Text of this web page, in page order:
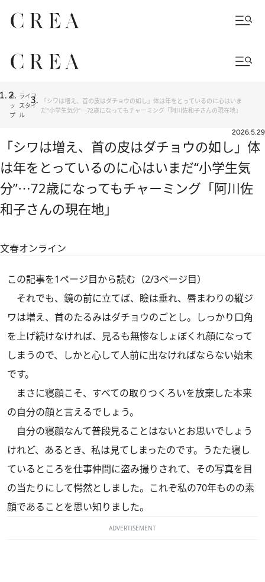
ト
ッ
プ
ライフ
スタイ
ル
「シワは増え、首の皮はダチョウの如し」体は年をとっているのに心はいま
だ“小学生気分”⋯72歳になってもチャーミング「阿川佐和子さんの現在地」
2026.5.29
「シワは増え、首の皮はダチョウの如し」体
は年をとっているのに心はいまだ“小学生気
分”⋯72歳になってもチャーミング「阿川佐
和子さんの現在地」
文春オンライン
この記事を1ページ目から読む（2/3ページ目）
それでも、鏡の前に立てば、瞼は垂れ、唇まわりの縦ジ
ワは増え、首のたるみはダチョウのごとし。しっかり口角
を上げ続けなければ、見るも無惨なしょぼくれ顔になって
しまうので、しかと心して人前に出なければならない始末
です。
まさに寝顔こそ、すべての取りつくろいを放棄した本来
の自分の顔と言えるでしょう。
自分の寝顔なんて普段見ることはないとお思いでしょう
けれど、あるとき、私は見てしまったのです。うたた寝し
ているところを仕事仲間に盗み撮りされて、その写真を目
の当たりにして愕然としました。これぞ私の70年ものの素
顔であることを思い知りました。
ADVERTISEMENT